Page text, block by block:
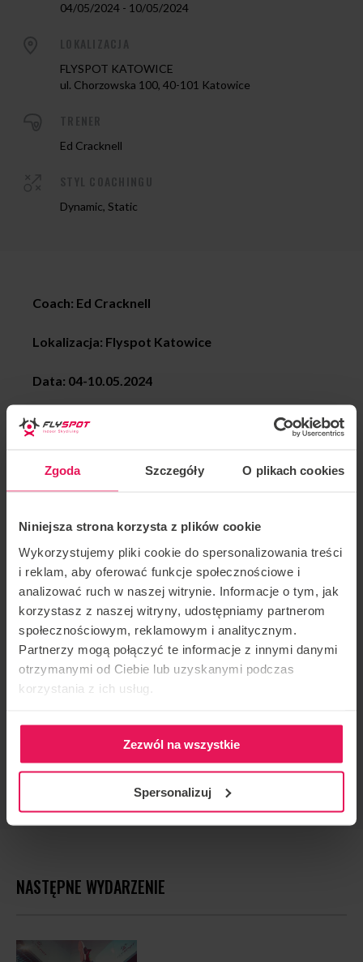
Zgoda Szczegóły O plikach cookies
Niniejsza strona korzysta z plików cookie
Wykorzystujemy pliki cookie do spersonalizowania treści
i reklam, aby oferować funkcje społecznościowe i
analizować ruch w naszej witrynie. Informacje o tym, jak
korzystasz z naszej witryny, udostępniamy partnerom
społecznościowym, reklamowym i analitycznym.
Partnerzy mogą połączyć te informacje z innymi danymi
otrzymanymi od Ciebie lub uzyskanymi podczas
korzystania z ich usług.
Zezwól na wszystkie
Spersonalizuj
04/05/2024 - 10/05/2024
FLYSPOT KATOWICE
ul. Chorzowska 100, 40-101 Katowice
Ed Cracknell
Dynamic, Static
Coach: Ed Cracknell
Lokalizacja: Flyspot Katowice
Data: 04-10.05.2024
Ed jest coachem tunelowym i skoczkiem
spadochronowym od wielu lat.
Specjalizuje się w coachingu zarówno w tunelu, jak i w
oraz TR1/2/3.
Jeśli jesteś zainteresowany dołączeniem do jego
campu, napisz do nas:camps@flyspot.com
ORGANIZATOR IMPREZY
Flyspot
POLEĆ TO WYDARZENIE
NASTĘPNE WYDARZENIE